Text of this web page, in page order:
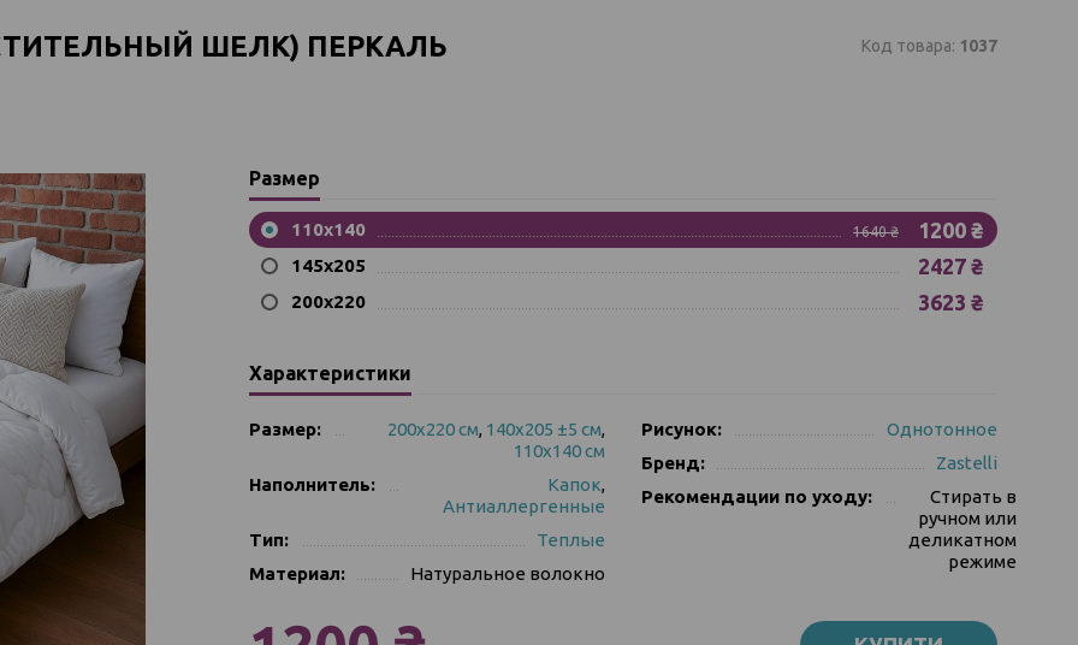
ШЕЛК) ПЕРКАЛЬ Код товара: 1037
Размер
110х140 1640 ₴ 1200 ₴
145х205 2427 ₴
200х220 3623 ₴
Характеристики
Размер: 200х220 см, 140х205 ±5 см,
110х140 см
Наполнитель:
Капок,
Антиаллергенные
Тип:
Теплые
Материал:
Натуральное волокно
Рисунок:
Однотонное
Бренд:
Zastelli
Рекомендации по уходу:
Стирать в
ручном или
деликатном
режиме